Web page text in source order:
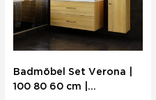
Badmöbel Set Verona |
100 80 60 cm |